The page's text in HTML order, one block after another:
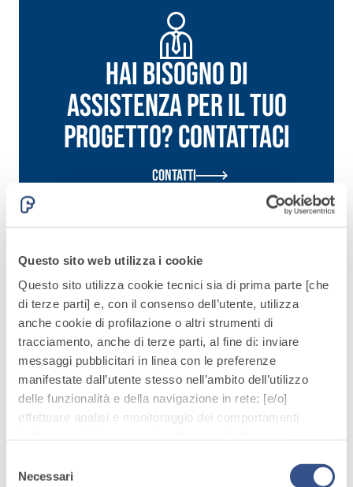
Questo sito web utilizza i cookie
Questo sito utilizza cookie tecnici sia di prima parte [che
di terze parti] e, con il consenso dell’utente, utilizza
anche cookie di profilazione o altri strumenti di
tracciamento, anche di terze parti, al fine di: inviare
messaggi pubblicitari in linea con le preferenze
manifestate dall’utente stesso nell’ambito dell’utilizzo
delle funzionalità e della navigazione in rete; [e/o]
effettuare analisi e monitoraggio dei comportamenti
Cliccando sul tasto “
delNecessari
Hai bisogno di
assistenza per il tuo
progetto? Contattaci
Contatti
Articoli correlati
alleggerito, fibrato,
con calce idraulica
naturale NHL 3,5 e
speciali inerti
alleggeriti